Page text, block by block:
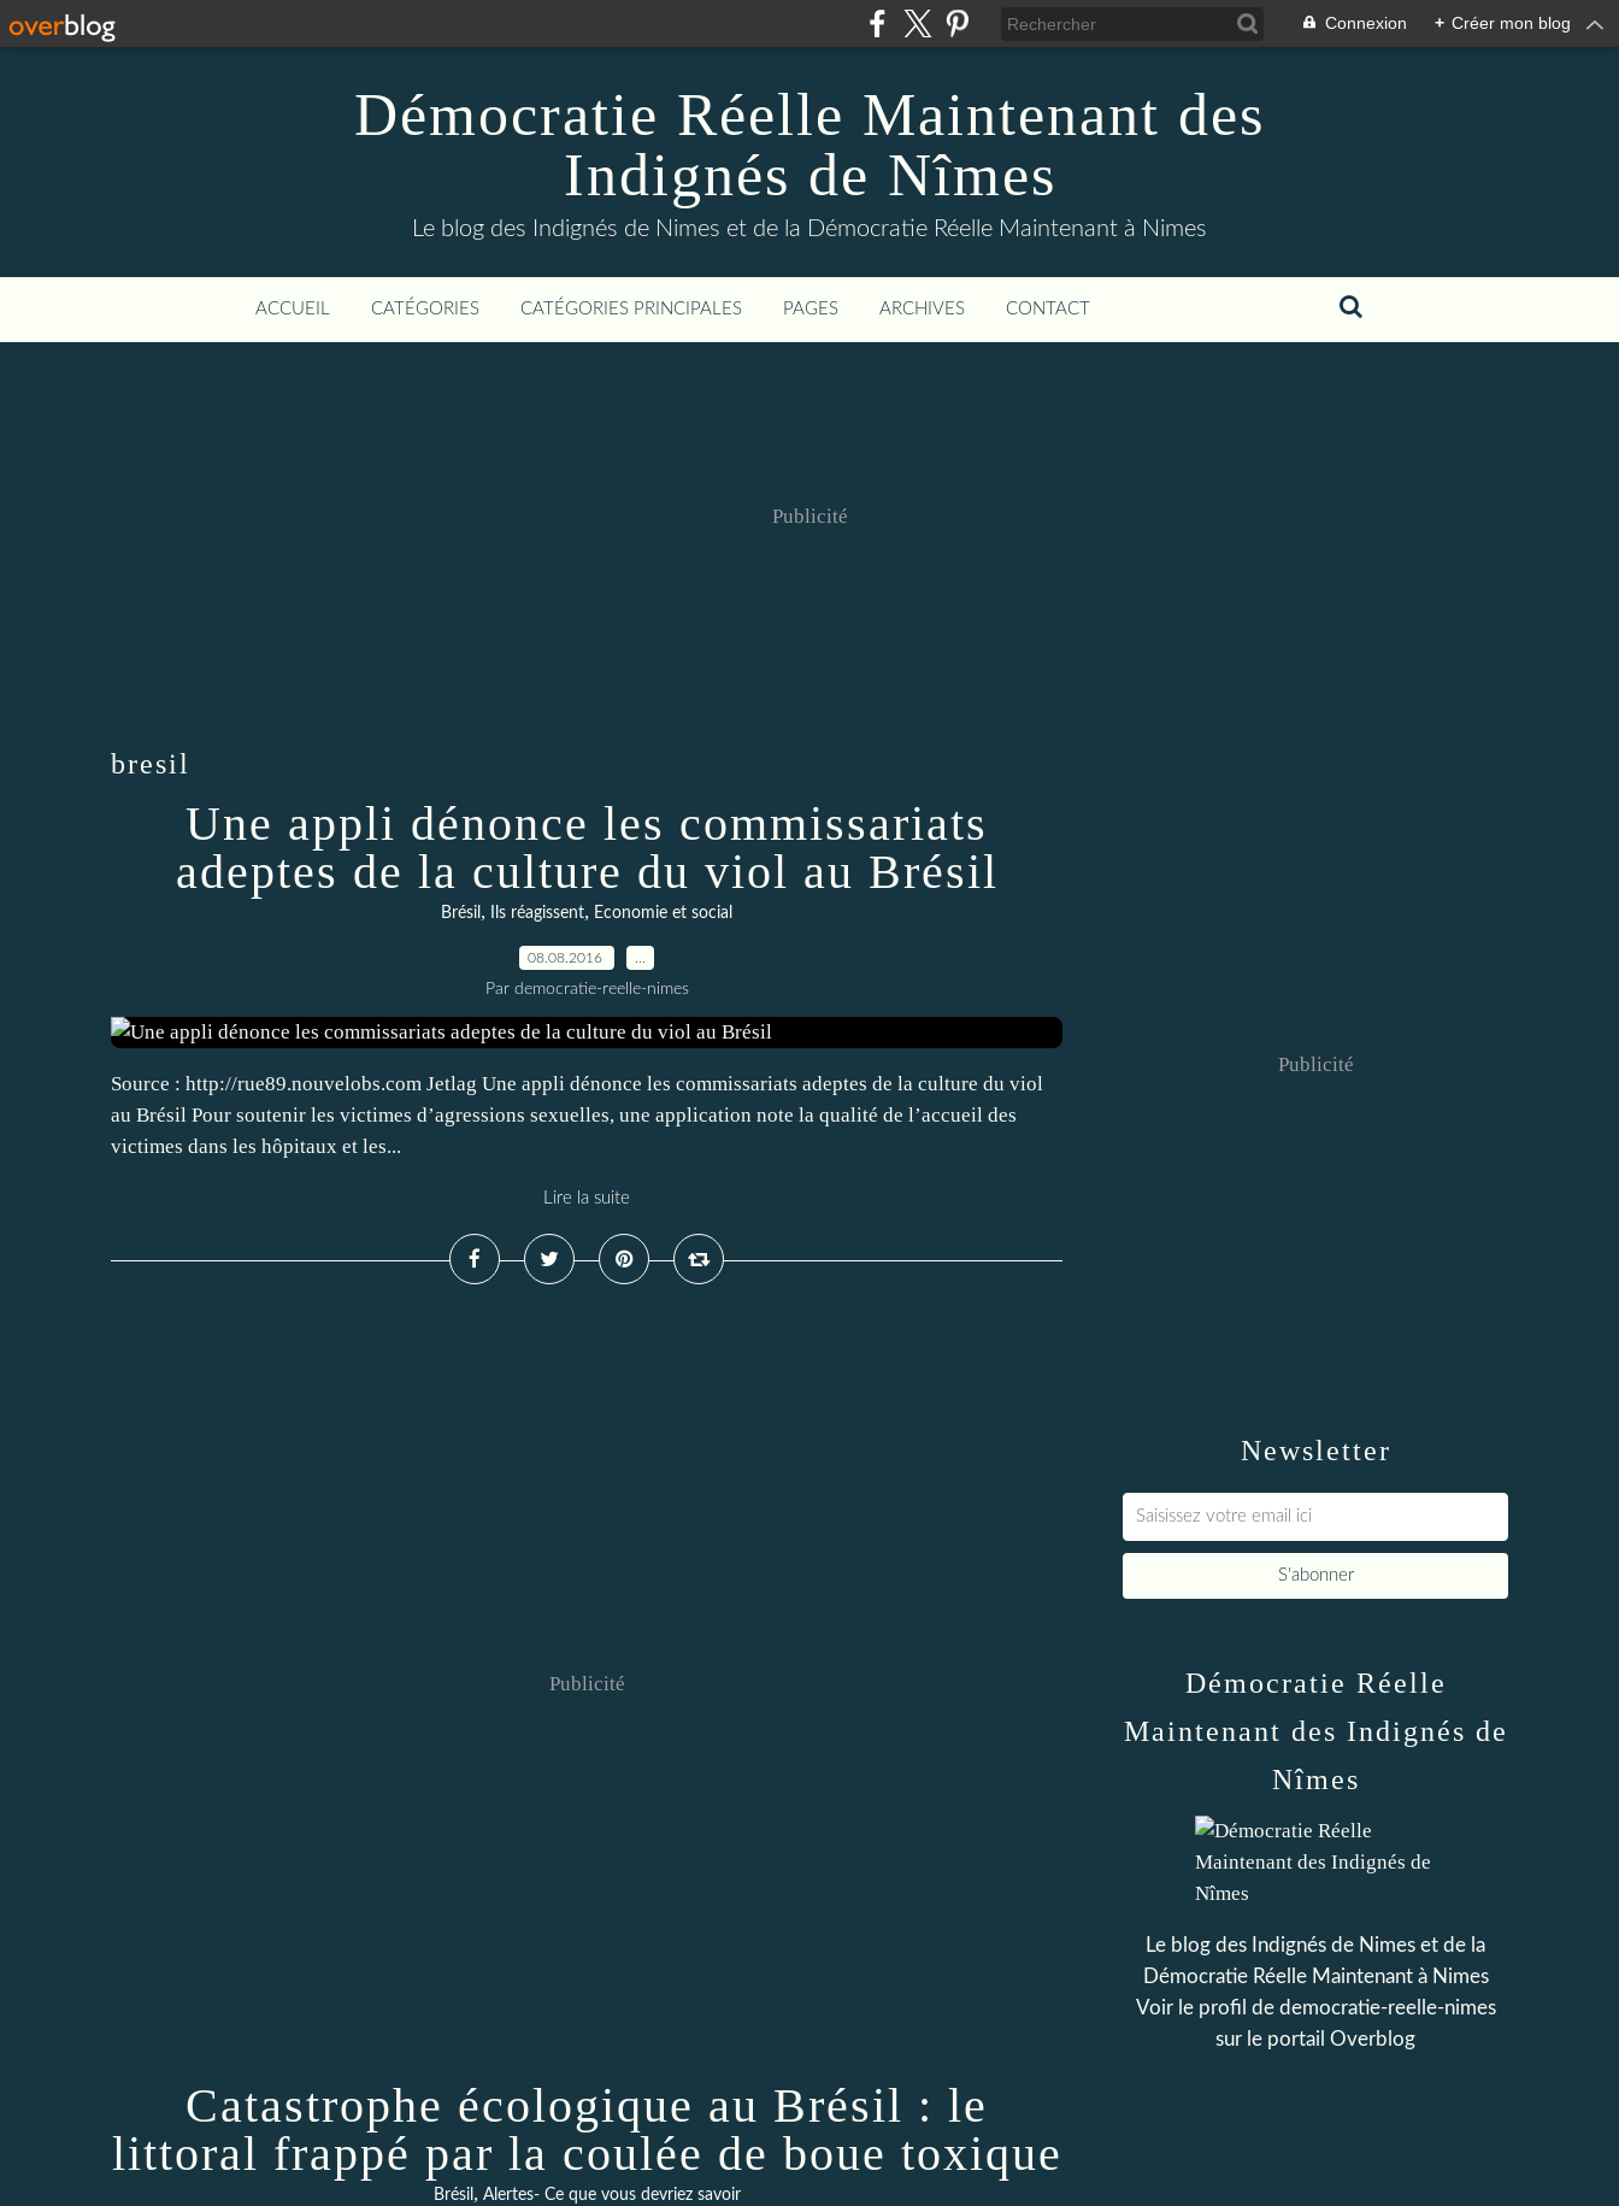
Connexion + Créer mon blog
Démocratie Réelle Maintenant des
Indignés de Nîmes
Le blog des Indignés de Nimes et de la Démocratie Réelle Maintenant à Nimes
ACCUEIL CATÉGORIES CATÉGORIES PRINCIPALES PAGES ARCHIVES CONTACT
Publicité
bresil
Une appli dénonce les commissariats
adeptes de la culture du viol au Brésil
Brésil , Ils réagissent, Economie et social
08.08.2016
Par democratie-reelle-nimes
Source : http://rue89.nouvelobs.com Jetlag Une appli dénonce les commissariats adeptes de la culture du viol
au Brésil Pour soutenir les victimes d’agressions sexuelles, une application note la qualité de l’accueil des
victimes dans les hôpitaux et les...
Lire la suite
Publicité
Catastrophe écologique au Brésil : le
littoral frappé par la coulée de boue toxique
Brésil, Alertes- Ce que vous devriez savoir
Newsletter
Publicité
Démocratie Réelle
Maintenant des Indignés de
Nîmes
Le blog des Indignés de Nimes et de la
Démocratie Réelle Maintenant à Nimes
Voir le profil de democratie-reelle-nimes
sur le portail Overblog